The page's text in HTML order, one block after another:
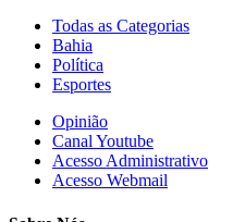
Todas as Categorias
Bahia
Política
Esportes
Opinião
Canal Youtube
Acesso Administrativo
Acesso Webmail